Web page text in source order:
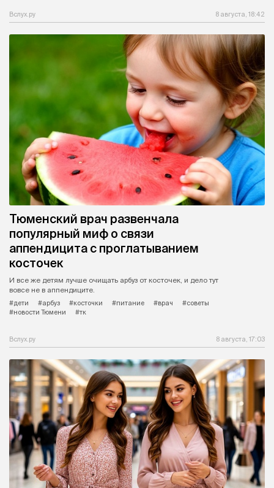
Вслух.ру 8 августа, 18:42
Тюменский врач развенчала
популярный миф о связи
аппендицита с проглатыванием
косточек
И все же детям лучше очищать арбуз от косточек, и дело тут
вовсе не в аппендиците.
#дети
#арбуз #косточки #питание #врач
#советы
#новости Тюмени
#тк
Вслух.ру 8 августа, 17:03